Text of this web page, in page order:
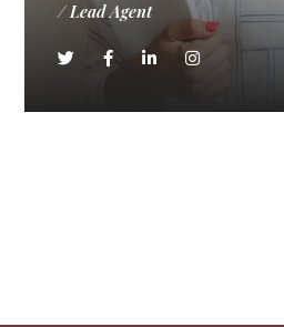
/ Lead Agent